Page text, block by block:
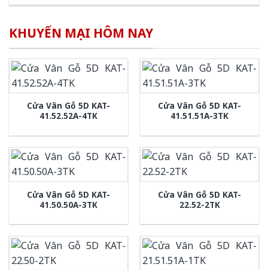
KHUYẾN MẠI HÔM NAY
Cửa Vân Gỗ 5D KAT-
41.52.52A-4TK
Cửa Vân Gỗ 5D KAT-
41.51.51A-3TK
Cửa Vân Gỗ 5D KAT-
41.50.50A-3TK
Cửa Vân Gỗ 5D KAT-
22.52-2TK